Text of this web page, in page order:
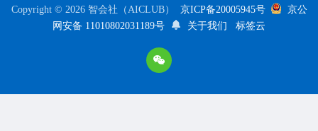
Copyright © 2026 智会社（AICLUB） 京ICP备20005945号
京公
网安备 11010802031189号
关于我们 标签云